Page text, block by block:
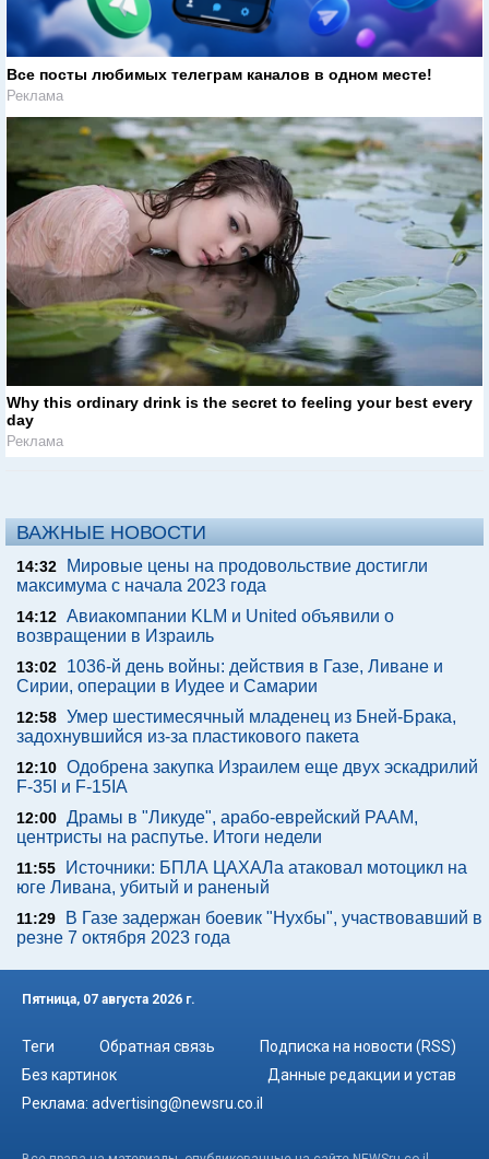
Все посты любимых телеграм каналов в одном месте!
Реклама
Why this ordinary drink is the secret to feeling your best every
day
Реклама
ВАЖНЫЕ НОВОСТИ
14:32
Мировые цены на продовольствие достигли
максимума с начала 2023 года
14:12 Авиакомпании KLM и United объявили о
возвращении в Израиль
13:02
1036-й день войны: действия в Газе, Ливане и
Сирии, операции в Иудее и Самарии
12:58 Умер шестимесячный младенец из Бней-Брака,
задохнувшийся из-за пластикового пакета
12:10 Одобрена закупка Израилем еще двух эскадрилий
F-35I и F-15IA
12:00 Драмы в "Ликуде", арабо-еврейский РААМ,
центристы на распутье. Итоги недели
11:55
Источники: БПЛА ЦАХАЛа атаковал мотоцикл на
юге Ливана, убитый и раненый
11:29
В Газе задержан боевик "Нухбы", участвовавший в
резне 7 октября 2023 года
Пятница, 07 августа 2026 г.
Теги Обратная связь
Подписка на новости (RSS)
Без картинок
Данные редакции и устав
Реклама: advertising@newsru.co.il